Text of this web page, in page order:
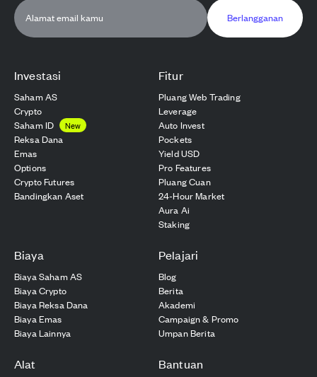
Investasi
Saham AS
Crypto
Saham ID
New
Reksa Dana
Emas
Options
Crypto Futures
Bandingkan Aset
Fitur
Pluang Web Trading
Leverage
Auto Invest
Pockets
Yield USD
Pro Features
Pluang Cuan
24-Hour Market
Aura Ai
Staking
Biaya
Biaya Saham AS
Biaya Crypto
Biaya Reksa Dana
Biaya Emas
Biaya Lainnya
Pelajari
Blog
Berita
Akademi
Campaign & Promo
Umpan Berita
Alat Bantuan
Berlangganan